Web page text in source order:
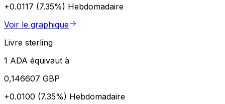
+0.0117 (7.35%) Hebdomadaire
Voir le graphique
Livre sterling
1 ADA équivaut à
0,146607 GBP
+0.0100 (7.35%) Hebdomadaire